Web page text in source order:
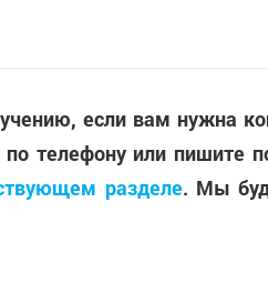
если вам нужна
телефону или пишите
разделе. Мы